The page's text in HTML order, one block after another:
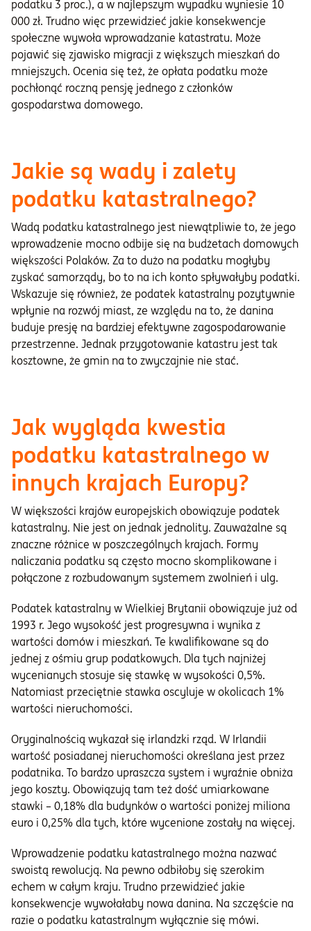
podatku 3 proc.), a w najlepszym wypadku wyniesie 10
000 zł. Trudno więc przewidzieć jakie konsekwencje
społeczne wywoła wprowadzanie katastratu. Może
pojawić się zjawisko migracji z większych mieszkań do
mniejszych. Ocenia się też, że opłata podatku może
pochłonąć roczną pensję jednego z członków
gospodarstwa domowego.
Jakie są wady i zalety
podatku katastralnego?
Wadą podatku katastralnego jest niewątpliwie to, że jego
wprowadzenie mocno odbije się na budżetach domowych
większości Polaków. Za to dużo na podatku mogłyby
zyskać samorządy, bo to na ich konto spływałyby podatki.
Wskazuje się również, że podatek katastralny pozytywnie
wpłynie na rozwój miast, ze względu na to, że danina
buduje presję na bardziej efektywne zagospodarowanie
przestrzenne. Jednak przygotowanie katastru jest tak
kosztowne, że gmin na to zwyczajnie nie stać.
Jak wygląda kwestia
podatku katastralnego w
innych krajach Europy?
W większości krajów europejskich obowiązuje podatek
katastralny. Nie jest on jednak jednolity. Zauważalne są
znaczne różnice w poszczególnych krajach. Formy
naliczania podatku są często mocno skomplikowane i
połączone z rozbudowanym systemem zwolnień i ulg.
Podatek katastralny w Wielkiej Brytanii obowiązuje już od
1993 r. Jego wysokość jest progresywna i wynika z
wartości domów i mieszkań. Te kwalifikowane są do
jednej z ośmiu grup podatkowych. Dla tych najniżej
wycenianych stosuje się stawkę w wysokości 0,5%.
Natomiast przeciętnie stawka oscyluje w okolicach 1%
wartości nieruchomości.
Oryginalnością wykazał się irlandzki rząd. W Irlandii
wartość posiadanej nieruchomości określana jest przez
podatnika. To bardzo upraszcza system i wyraźnie obniża
jego koszty. Obowiązują tam też dość umiarkowane
stawki – 0,18% dla budynków o wartości poniżej miliona
euro i 0,25% dla tych, które wycenione zostały na więcej.
Wprowadzenie podatku katastralnego można nazwać
swoistą rewolucją. Na pewno odbiłoby się szerokim
echem w całym kraju. Trudno przewidzieć jakie
konsekwencje wywołałaby nowa danina. Na szczęście na
razie o podatku katastralnym wyłącznie się mówi.